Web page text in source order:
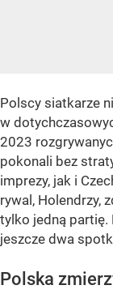
Polscy siatkarze
w
2023
pokonali bez
imprezy, jak i
rywal, Holendrzy,
tylko jedną partię.
jeszcze dwa
Polska